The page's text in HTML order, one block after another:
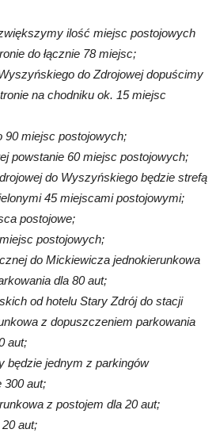
ilość miejsc postojowych
do łącznie 78 miejsc;
do Zdrojowej dopuścimy
na chodniku ok. 15 miejsc
90 miejsc postojowych;
powstanie 60 miejsc postojowych;
do Wyszyńskiego będzie strefą
45 miejscami postojowymi;
postojowe;
postojowych;
do Mickiewicza jednokierunkowa
dla 80 aut;
od hotelu Stary Zdrój do stacji
z dopuszczeniem parkowania
aut;
będzie jednym z parkingów
300 aut;
z postojem dla 20 aut;
aut;